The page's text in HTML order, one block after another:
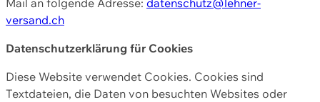
versand.ch
Datenschutzerklärung für Cookies
Diese Website verwendet Cookies. Cookies sind
Textdateien, die Daten von besuchten Websites oder